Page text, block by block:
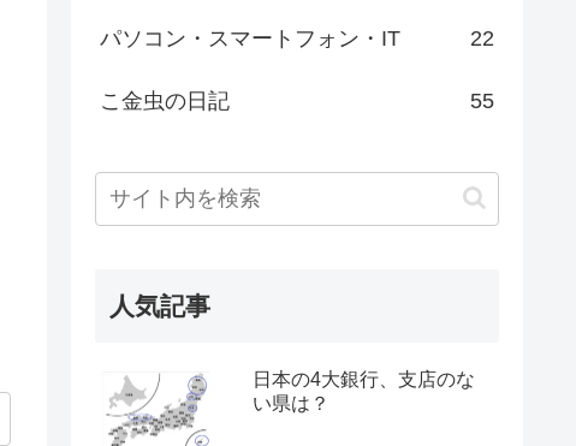
パソコン・スマートフォン・IT 22
こ金虫の日記 55
人気記事
日本の4大銀行、支店のな
い県は？